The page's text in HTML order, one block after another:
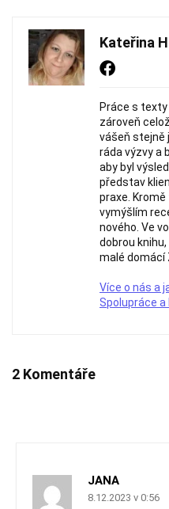
Kateřina
Práce s
zároveň
vášeň stejně
ráda výzvy a
aby byl
představ
praxe.
vymýšlím
nového. Ve
dobrou
malé domácí
Více o nás a
Spolupráce
2 Komentáře
JANA
8.12.2023 v 0:56